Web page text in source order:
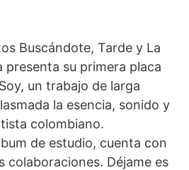
Buscándote, Tarde y La
presenta su primera placa
un trabajo de larga
la esencia, sonido y
colombiano.
de estudio, cuenta con
colaboraciones. Déjame es